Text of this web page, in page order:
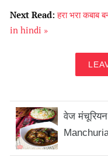
Next Read:हरा भरा कबाब
in hindi »
वेज मंचूरियन